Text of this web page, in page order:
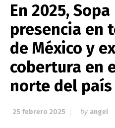
En 2025,
presencia en
de México y
cobertura en
norte del país
25 febrero 2025 by angel